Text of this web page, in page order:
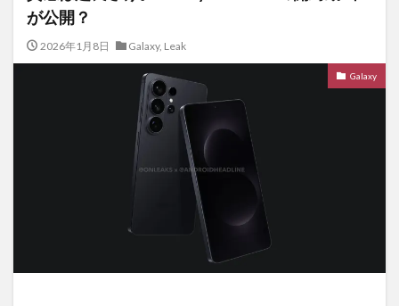
が公開？
2026年1月8日 Galaxy, Leak
Galaxy